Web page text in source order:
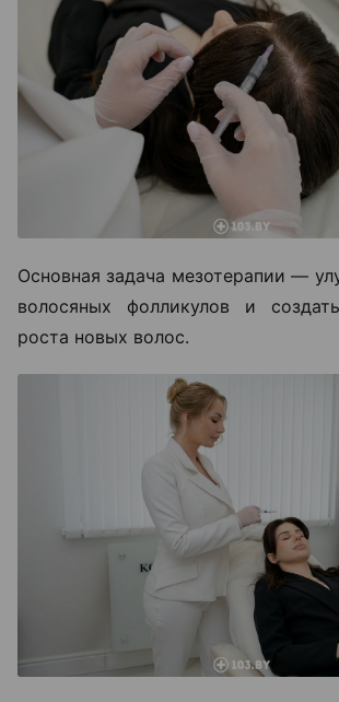
Основная задача мезотерапии —
волосяных фолликулов и
роста новых волос.